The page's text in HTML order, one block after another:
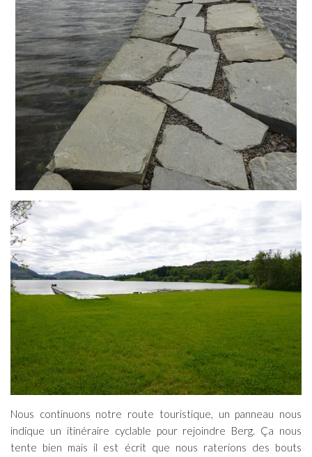
Nous continuons notre route touristique, un panneau nous
indique un itinéraire cyclable pour rejoindre Berg. Ça nous
tente bien mais il est écrit que nous raterions des bouts